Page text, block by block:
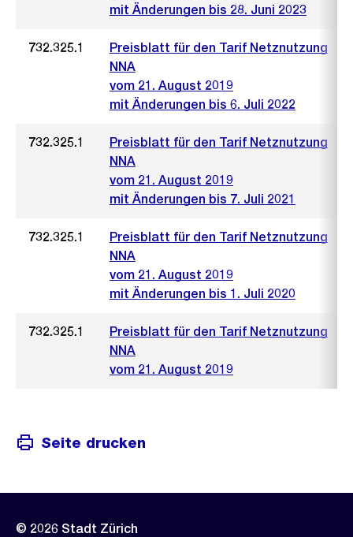
mit Änderungen bis 28. Juni 2023
732.325.1
Preisblatt für den Tarif Netznutzung
NNA
vom 21. August 2019
mit Änderungen bis 6. Juli 2022
732.325.1
Preisblatt für den Tarif Netznutzung
NNA
vom 21. August 2019
mit Änderungen bis 7. Juli 2021
732.325.1
Preisblatt für den Tarif Netznutzung
NNA
vom 21. August 2019
mit Änderungen bis 1. Juli 2020
732.325.1
Preisblatt für den Tarif Netznutzung
NNA
vom 21. August 2019
Seite drucken
© 2026 Stadt Zürich